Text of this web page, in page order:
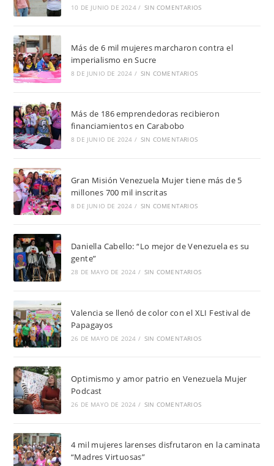
10 DE JUNIO DE 2024 / SIN COMENTARIOS
Más de 6 mil mujeres marcharon contra el
imperialismo en Sucre
8 DE JUNIO DE 2024 / SIN COMENTARIOS
Más de 186 emprendedoras recibieron
financiamientos en Carabobo
8 DE JUNIO DE 2024 / SIN COMENTARIOS
Gran Misión Venezuela Mujer tiene más de 5
millones 700 mil inscritas
8 DE JUNIO DE 2024 / SIN COMENTARIOS
Daniella Cabello: “Lo mejor de Venezuela es su
gente”
28 DE MAYO DE 2024 / SIN COMENTARIOS
Valencia se llenó de color con el XLI Festival de
Papagayos
26 DE MAYO DE 2024 / SIN COMENTARIOS
Optimismo y amor patrio en Venezuela Mujer
Podcast
26 DE MAYO DE 2024 / SIN COMENTARIOS
4 mil mujeres larenses disfrutaron en la caminata
“Madres Virtuosas”